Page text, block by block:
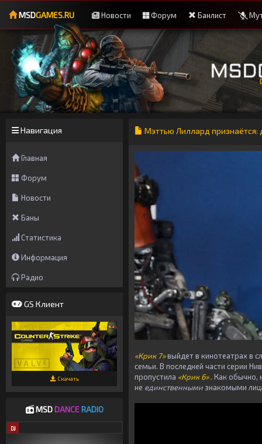
MSDGAMES.RU Новости Форум Банлист
Навигация
Главная
Форум
Новости
Баны
Статистика
Информация
Радио
GS Клиент
Скачать
MSDDANCE RADIO
DJ
Мэттью Лиллард признаётся:
«Крик 7»выйдет в кинотеатрах в
семьи. В последней части серии
пропустила «Крик 6». Как обычно,
не единственными знакомыми